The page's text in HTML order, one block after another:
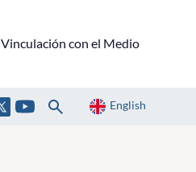
Vinculación con el Medio
English